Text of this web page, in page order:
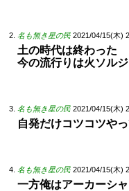
名も無き星の民 2021/04/15(木)
土の時代は終わった
今の流行りは火ソル
名も無き星の民 2021/04/15(木)
自発だけコツコツや
名も無き星の民 2021/04/15(木)
一方俺はアーカーシ